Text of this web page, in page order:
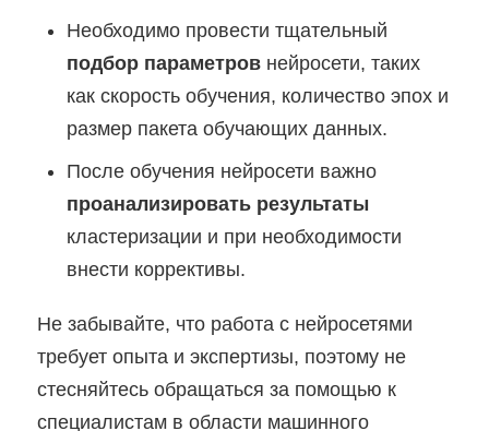
Необходимо провести тщательный
подбор параметровнейросети, таких
как скорость обучения, количество эпох и
размер пакета обучающих данных.
После обучения нейросети важно
проанализировать результаты
кластеризации и при необходимости
внести коррективы.
Не забывайте, что работа с нейросетями
требует опыта и экспертизы, поэтому не
стесняйтесь обращаться за помощью к
специалистам в области машинного